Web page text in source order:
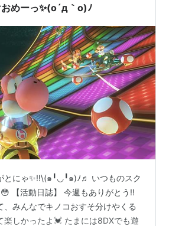
おめーっ✨(o´д｀o)ﾉ
とにゃ✨‼️\(๑╹◡╹๑)ﾉ♬ いつものスク
【活動日誌】 今週もありがとう!!
、みんなでキノコおすそ分けやくる
楽しかったよ💓 たまには8DXでも遊